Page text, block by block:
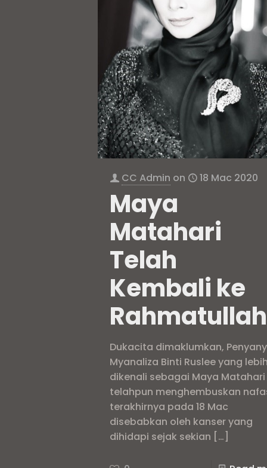
CC Admin on 18 Mac 2020
Maya
Matahari
Telah
Kembali ke
Rahmatullah
Dukacita dimaklumkan,
Myanaliza Binti Ruslee yang
dikenali sebagai Maya Matahari
telahpun menghembuskan
terakhirnya pada 18 Mac
disebabkan oleh kanser yang
dihidapi sejak sekian […]